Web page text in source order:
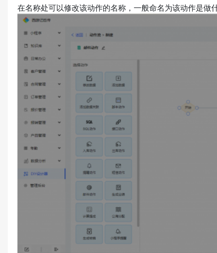
在名称处可以修改该动作的名称，一般命名为该动作是做